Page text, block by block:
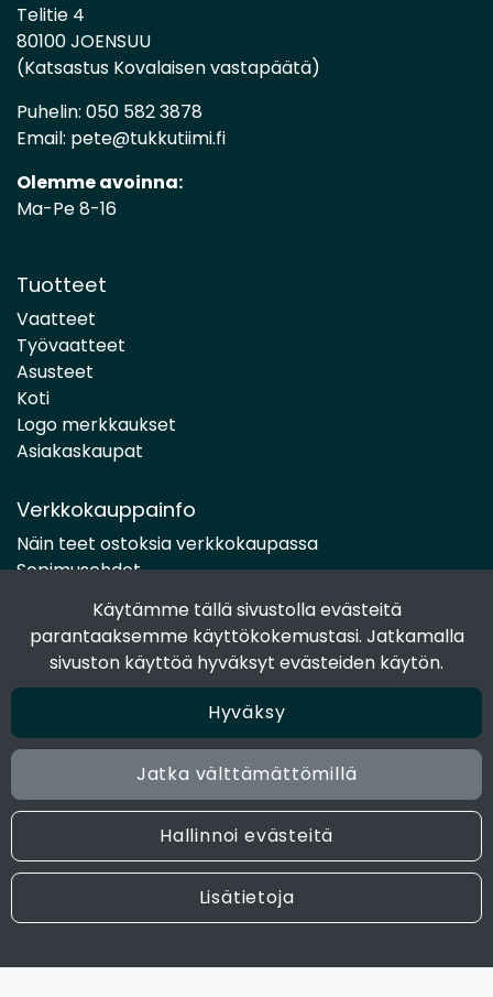
Käytämme tällä sivustolla evästeitä
parantaaksemme käyttökokemustasi. Jatkamalla
sivuston käyttöä hyväksyt evästeiden käytön.
Hyväksy
Jatka välttämättömillä
Hallinnoi evästeitä
Lisätietoja
Telitie 4
80100 JOENSUU
(Katsastus Kovalaisen vastapäätä)
Puhelin: 050 582 3878
Email: pete@tukkutiimi.fi
Olemme avoinna:
Ma-Pe 8-16
Tuotteet
Vaatteet
Työvaatteet
Asusteet
Koti
Logo merkkaukset
Asiakaskaupat
Verkkokauppainfo
Näin teet ostoksia verkkokaupassa
Sopimusehdot
Toimitustavat
Maksutavat
Tietosuojaseloste
Seuraa sosiaalisessa mediassa
Facebook
Instagram
© 2024 Joen Tukkutiimi. All rights reserved. Site by